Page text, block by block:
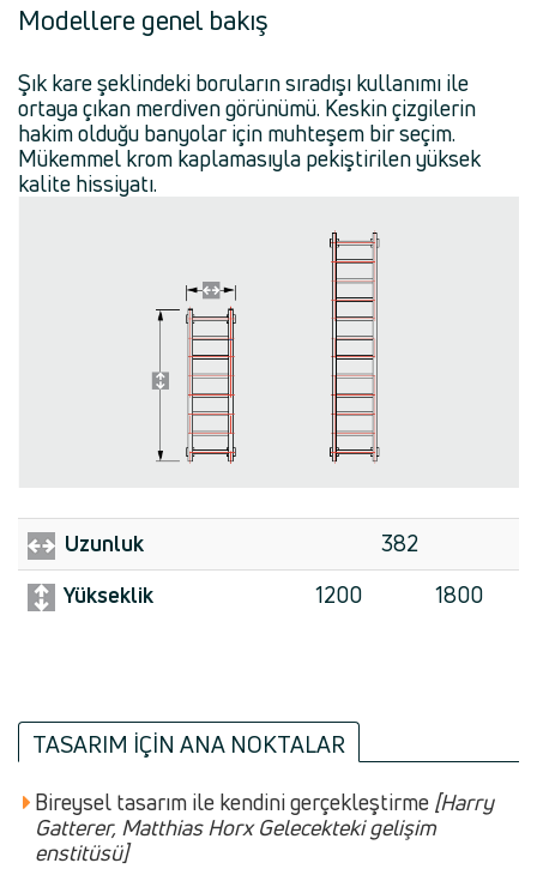
Modellere genel bakış
Şık kare şeklindeki boruların sıradışı kullanımı ile
ortaya çıkan merdiven görünümü. Keskin çizgilerin
hakim olduğu banyolar için muhteşem bir seçim.
Mükemmel krom kaplamasıyla pekiştirilen yüksek
kalite hissiyatı.
Uzunluk
382
Yükseklik
1200 1800
TASARIM IÇIN ANA NOKTALAR
Bireysel tasarım ile kendini gerçekleştirme [Harry
Gatterer, Matthias Horx Gelecekteki gelişim
enstitüsü]